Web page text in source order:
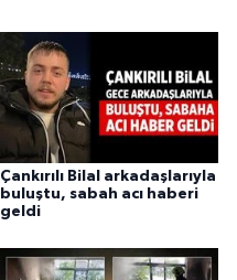
Çankırılı Bilal arkadaşlarıyla
buluştu, sabah acı haberi
geldi